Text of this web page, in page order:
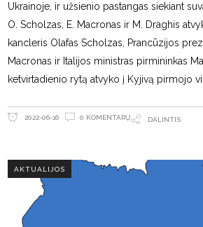
Ukrainoje, ir užsienio pastangas siekiant
O. Scholzas, E. Macronas ir M. Draghis
kancleris Olafas Scholzas, Prancūzijos
Macronas ir Italijos ministras pirmininkas
ketvirtadienio rytą atvyko į Kyjivą pirmojo
2022-06-16 0 KOMENTARŲ DALINTIS
AKTUALIJOS